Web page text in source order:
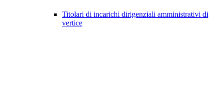
Titolari di incarichi dirigenziali amministrativi di
vertice